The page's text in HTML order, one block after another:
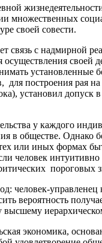
множественных
своей совести.
связь с надмирной
своей
установленные
для построения рая
установил допуск
у каждого
в обществе. Однако
или иных формах
человек
пороговых
человек-
вероятность
высшему
экономика,